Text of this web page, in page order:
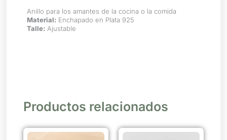
Anillo para los amantes de la cocina o la comida
Material: Enchapado en Plata 925
Talle: Ajustable
Productos relacionados